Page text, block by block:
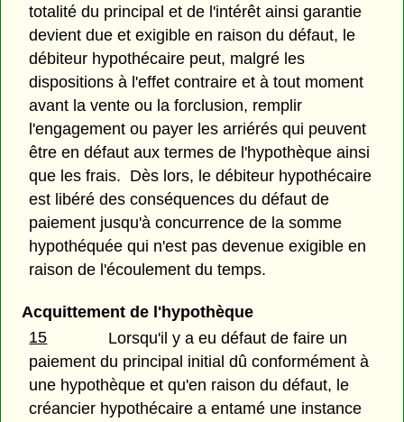
totalité du principal et de l'intérêt ainsi garantie
devient due et exigible en raison du défaut, le
débiteur hypothécaire peut, malgré les
dispositions à l'effet contraire et à tout moment
avant la vente ou la forclusion, remplir
l'engagement ou payer les arriérés qui peuvent
être en défaut aux termes de l'hypothèque ainsi
que les frais. Dès lors, le débiteur hypothécaire
est libéré des conséquences du défaut de
paiement jusqu'à concurrence de la somme
hypothéquée qui n'est pas devenue exigible en
raison de l'écoulement du temps.
Acquittement de l'hypothèque
15
Lorsqu'il y a eu défaut de faire un
paiement du principal initial dû conformément à
une hypothèque et qu'en raison du défaut, le
créancier hypothécaire a entamé une instance